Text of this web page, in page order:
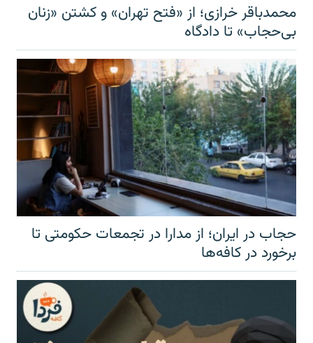
محمدباقر خرازی؛ از «فتح تهران» و کشتن «زنان
بی‌حجاب» تا دادگاه
حجاب در ایران؛ از مدارا در تجمعات حکومتی تا
برخورد در کافه‌ها